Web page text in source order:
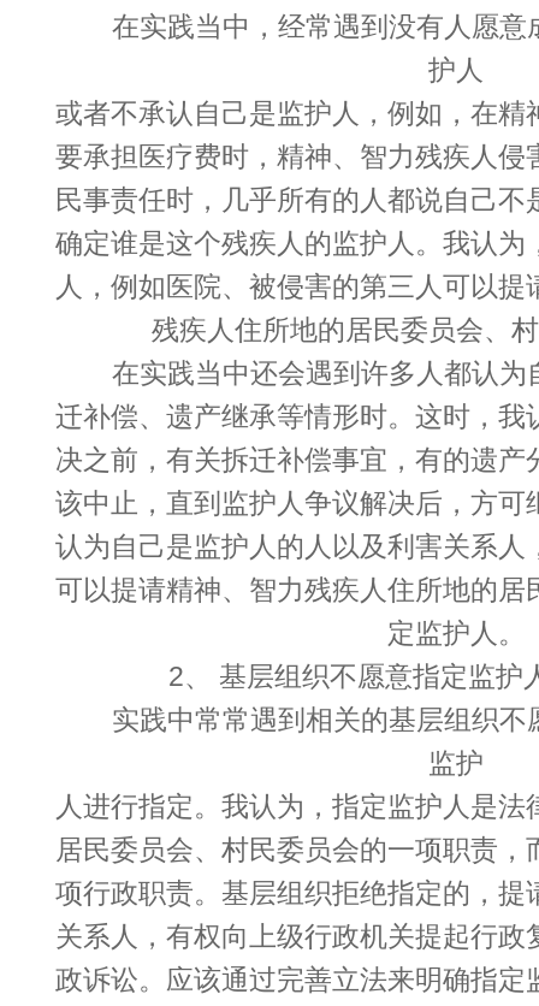
在实践当中，经常遇到没有人愿
护人
或者不承认自己是监护人，例如，在精
要承担医疗费时，精神、智力残疾人侵
民事责任时，几乎所有的人都说自己
确定谁是这个残疾人的监护人。我认为
人，例如医院、被侵害的第三人可以
残疾人住所地的居民委员会、
在实践当中还会遇到许多人都认
迁补偿、遗产继承等情形时。这时，我
决之前，有关拆迁补偿事宜，有的遗
该中止，直到监护人争议解决后，方可
认为自己是监护人的人以及利害关系人
可以提请精神、智力残疾人住所地的居
定监护人。
2、 基层组织不愿意指定监护
实践中常常遇到相关的基层组织
监护
人进行指定。我认为，指定监护人是
居民委员会、村民委员会的一项职责
项行政职责。基层组织拒绝指定的，提
关系人，有权向上级行政机关提起行
政诉讼。应该通过完善立法来明确指定